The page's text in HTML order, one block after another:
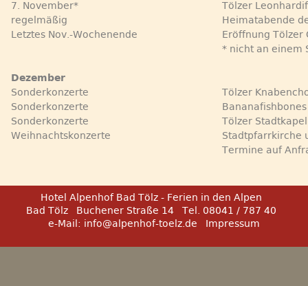
7. November*
Tölzer
regelmäßig
Heimatabende
Letztes Nov.-Wochenende
Eröffnung Tölzer
* nicht an einem
Dezember
Sonderkonzerte
Tölzer
Sonderkonzerte
Sonderkonzerte
Tölzer
Weihnachtskonzerte
Stadtpfarrkirche
Termine auf
Hotel Alpenhof Bad Tölz - Ferien in den Alpen
Bad Tölz
Buchener Straße 14
Tel. 08041 / 787 40
e-Mail: info@alpenhof-toelz.de Impressum